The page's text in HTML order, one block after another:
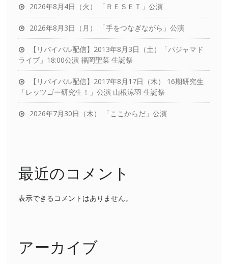
2026年8月4日（火） 「ＲＥＳＥＴ」公演
2026年8月3日（月） 「手をつなぎながら」公演
【リバイバル配信】2013年8月3日（土）「パジャマド
ライブ」18:00公演 福岡聖菜 生誕祭
【リバイバル配信】2017年8月17日（木） 16期研究生
「レッツゴー研究生！」公演 山根涼羽 生誕祭
2026年7月30日（木） 「ここからだ」公演
最近のコメント
表示できるコメントはありません。
アーカイブ